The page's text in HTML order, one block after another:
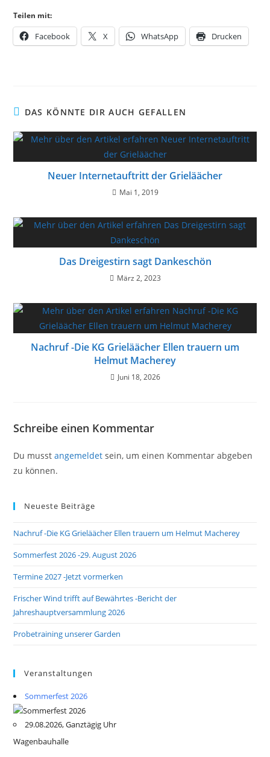
Teilen mit:
Facebook X WhatsApp Drucken
DAS KÖNNTE DIR AUCH GEFALLEN
Neuer Internetauftritt der Grieläächer
Mai 1, 2019
Das Dreigestirn sagt Dankeschön
März 2, 2023
Nachruf -Die KG Grieläächer Ellen trauern um
Helmut Macherey
Juni 18, 2026
Schreibe einen Kommentar
Du musstangemeldet sein, um einen Kommentar abgeben
zu können.
Neueste Beiträge
Nachruf -Die KG Grieläächer Ellen trauern um Helmut Macherey
Sommerfest 2026 -29. August 2026
Termine 2027 -Jetzt vormerken
Frischer Wind trifft auf Bewährtes -Bericht der
Jahreshauptversammlung 2026
Probetraining unserer Garden
Veranstaltungen
Sommerfest 2026
29.08.2026, Ganztägig Uhr
Wagenbauhalle